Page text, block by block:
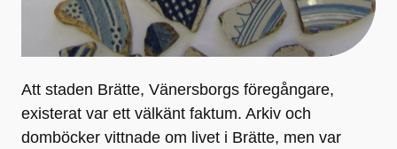
Att staden Brätte, Vänersborgs föregångare,
existerat var ett välkänt faktum. Arkiv och
domböcker vittnade om livet i Brätte, men var